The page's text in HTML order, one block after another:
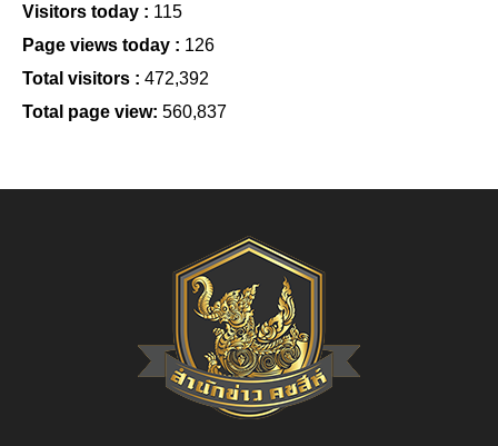
Visitors today : 115
Page views today : 126
Total visitors : 472,392
Total page view: 560,837